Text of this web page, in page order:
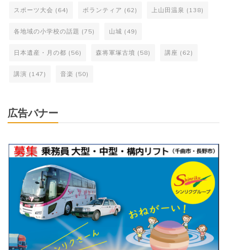
スポーツ大会 (64) ボランティア (62) 上山田温泉 (138)
各地域の小学校の話題 (75) 山城 (49)
日本遺産・月の都 (56) 森将軍塚古墳 (58) 講座 (62)
講演 (147) 音楽 (50)
広告バナー